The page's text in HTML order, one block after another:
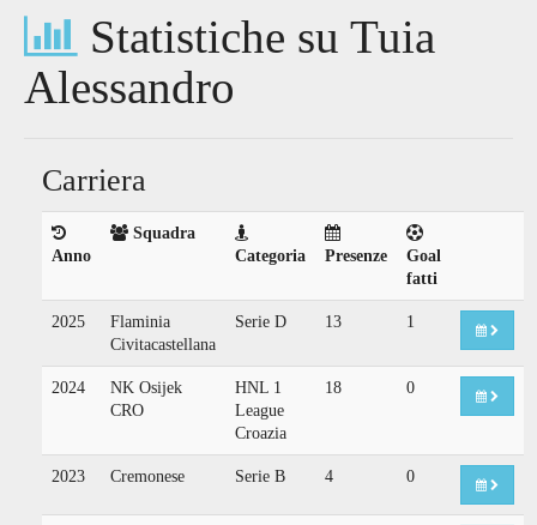
Statistiche su Tuia
Alessandro
Carriera
Anno
Squadra
Categoria
Presenze
Goal
fatti
2025
Flaminia
Civitacastellana
Serie D 13 1
2024
NK Osijek
CRO
HNL 1
League
Croazia
18 0
2023 Cremonese Serie B 4 0